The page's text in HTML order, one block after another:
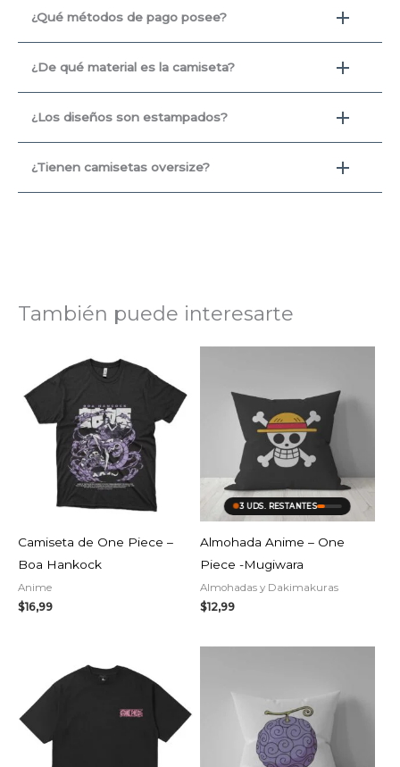
¿Qué métodos de pago posee?
¿De qué material es la camiseta?
¿Los diseños son estampados?
¿Tienen camisetas oversize?
También puede interesarte
Camiseta de One Piece –
Boa Hankock
Anime
$16,99
3 UDS. RESTANTES
Almohada Anime – One
Piece -Mugiwara
Almohadas y Dakimakuras
$12,99